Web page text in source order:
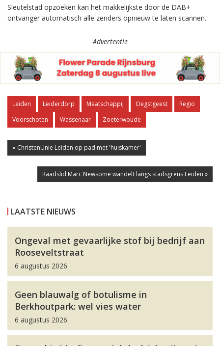
Sleutelstad opzoeken kan het makkelijkste door de DAB+
ontvanger automatisch alle zenders opnieuw te laten scannen.
Advertentie
Leiden Leiderdorp Maatschappij Oegstgeest
Regio
Voorschoten
Wassenaar Zoeterwoude
« ChristenUnie Leiden op pad met 'huiskamer'
Raadslid Marc Newsome wandelt langs stadsgrens Leiden »
LAATSTE NIEUWS
Ongeval met gevaarlijke stof bij bedrijf aan
Rooseveltstraat
6 augustus 2026
Geen blauwalg of botulisme in
Berkhoutpark: wel vies water
6 augustus 2026